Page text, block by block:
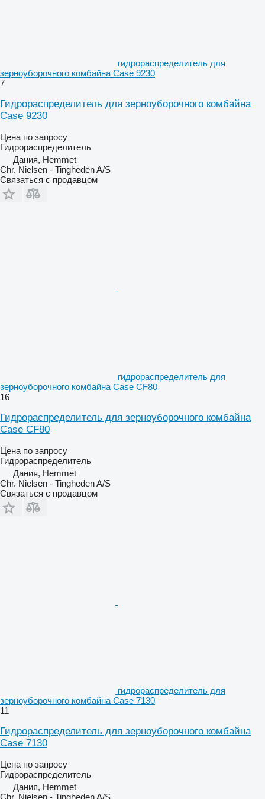
гидрораспределитель для
зерноуборочного комбайна Case 9230
7
Гидрораспределитель для зерноуборочного комбайна
Case 9230
Цена по запросу
Гидрораспределитель
Дания, Hemmet
Chr. Nielsen - Tingheden A/S
Связаться с продавцом
гидрораспределитель для
зерноуборочного комбайна Case CF80
16
Гидрораспределитель для зерноуборочного комбайна
Case CF80
Цена по запросу
Гидрораспределитель
Дания, Hemmet
Chr. Nielsen - Tingheden A/S
Связаться с продавцом
гидрораспределитель для
зерноуборочного комбайна Case 7130
11
Гидрораспределитель для зерноуборочного комбайна
Case 7130
Цена по запросу
Гидрораспределитель
Дания, Hemmet
Chr. Nielsen - Tingheden A/S